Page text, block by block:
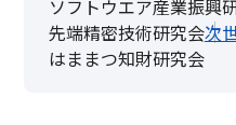
ソフトウエア産業振興
先端精密技術研究会次
はままつ知財研究会